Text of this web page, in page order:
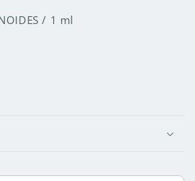
/ 1 ml